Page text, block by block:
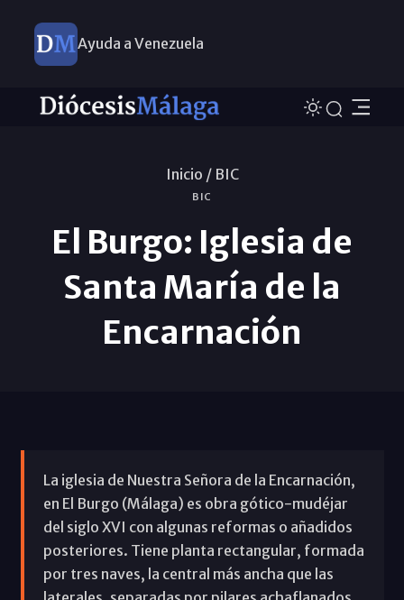
Ayuda a Venezuela
Inicio / BIC
BIC
El Burgo: Iglesia de
Santa María de la
Encarnación
La iglesia de Nuestra Señora de la Encarnación,
en El Burgo (Málaga) es obra gótico-mudéjar
del siglo XVI con algunas reformas o añadidos
posteriores. Tiene planta rectangular, formada
por tres naves, la central más ancha que las